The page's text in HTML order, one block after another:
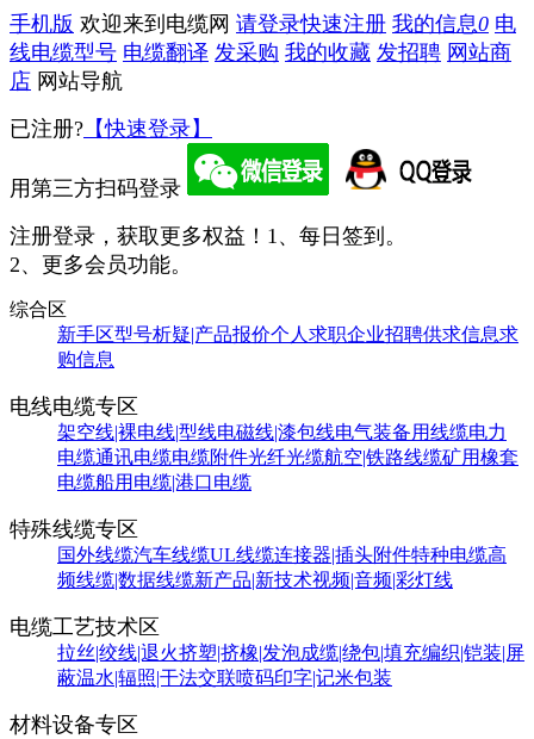
手机版 欢迎来到电缆网 请登录快速注册 我的信息0 电
线电缆型号 电缆翻译 发采购 我的收藏 发招聘 网站商
店 网站导航
已注册? 【快速登录】
用第三方扫码登录
注册登录，获取更多权益！ 1、每日签到。
2、更多会员功能。
综合区
新手区型号析疑|产品报价个人求职企业招聘供求信息求
购信息
电线电缆专区
架空线|裸电线|型线电磁线|漆包线电气装备用线缆电力
电缆通讯电缆电缆附件光纤光缆航空|铁路线缆矿用橡套
电缆船用电缆|港口电缆
特殊线缆专区
国外线缆汽车线缆UL线缆连接器|插头附件特种电缆高
频线缆|数据线缆新产品|新技术视频|音频|彩灯线
电缆工艺技术区
拉丝|绞线|退火挤塑|挤橡|发泡成缆|绕包|填充编织|铠装|屏
蔽温水|辐照|干法交联喷码印字|记米包装
材料设备专区